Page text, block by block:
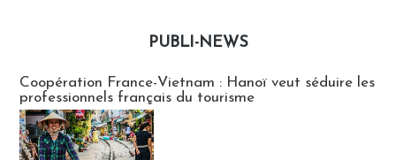
PUBLI-NEWS
Coopération France-Vietnam : Hanoï veut séduire les
professionnels français du tourisme